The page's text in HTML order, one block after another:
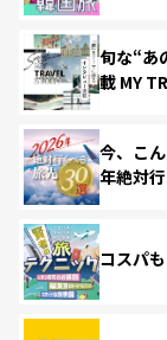
旬な“あ
載 MY
今、こ
年絶対
コスパ